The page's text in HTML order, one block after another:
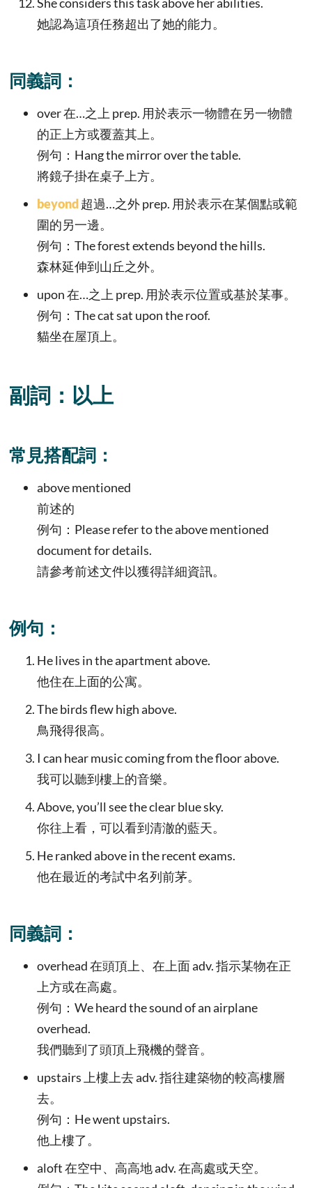
她認為這項任務超出了她的能力。
同義詞：
over 在…之上 prep. 用於表示一物體在另一物體
的正上方或覆蓋其上。
例句：Hang the mirror over the table.
將鏡子掛在桌子上方。
beyond超過…之外 prep. 用於表示在某個點或範
圍的另一邊。
例句：The forest extends beyond the hills.
森林延伸到山丘之外。
upon 在…之上 prep. 用於表示位置或基於某事。
例句：The cat sat upon the roof.
貓坐在屋頂上。
副詞：以上
常見搭配詞：
above mentioned
前述的
例句：Please refer to the above mentioned
document for details.
請參考前述文件以獲得詳細資訊。
例句：
He lives in the apartment above.
他住在上面的公寓。
The birds flew high above.
鳥飛得很高。
I can hear music coming from the floor above.
我可以聽到樓上的音樂。
Above, you’ll see the clear blue sky.
你往上看，可以看到清澈的藍天。
He ranked above in the recent exams.
他在最近的考試中名列前茅。
同義詞：
overhead 在頭頂上、在上面 adv. 指示某物在正
上方或在高處。
例句：We heard the sound of an airplane
overhead.
我們聽到了頭頂上飛機的聲音。
upstairs 上樓上去 adv. 指往建築物的較高樓層
去。
例句：He went upstairs.
他上樓了。
aloft 在空中、高高地 adv. 在高處或天空。